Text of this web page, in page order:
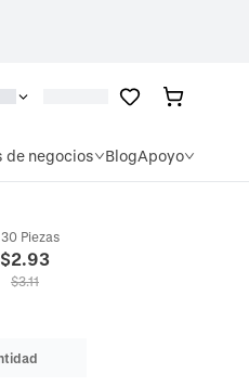
de negocios BlogApoyo
Piezas
$2.93
$3.11